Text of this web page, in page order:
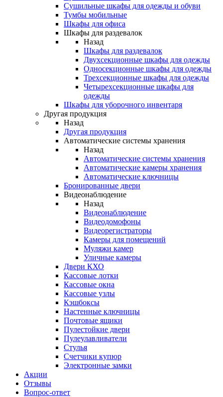
Сушильные шкафы для одежды и обуви
Тумбы мобильные
Шкафы для офиса
Шкафы для раздевалок
Назад
Шкафы для раздевалок
Двухсекционные шкафы для одежды
Односекционные шкафы для одежды
Трехсекционные шкафы для одежды
Четырехсекционные шкафы для
одежды
Шкафы для уборочного инвентаря
Другая продукция
Назад
Другая продукция
Автоматические системы хранения
Назад
Автоматические системы хранения
Автоматические камеры хранения
Автоматические ключницы
Бронированные двери
Видеонаблюдение
Назад
Видеонаблюдение
Видеодомофоны
Видеорегистраторы
Камеры для помещений
Муляжи камер
Уличные камеры
Двери КХО
Кассовые лотки
Кассовые окна
Кассовые узлы
Кэшбоксы
Настенные ключницы
Почтовые ящики
Пулестойкие двери
Пулеулавливатели
Стулья
Счетчики купюр
Электронные замки
Акции
Отзывы
Вопрос-ответ